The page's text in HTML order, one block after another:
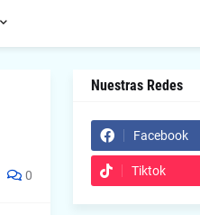
0
Nuestras Redes
Facebook
Tiktok